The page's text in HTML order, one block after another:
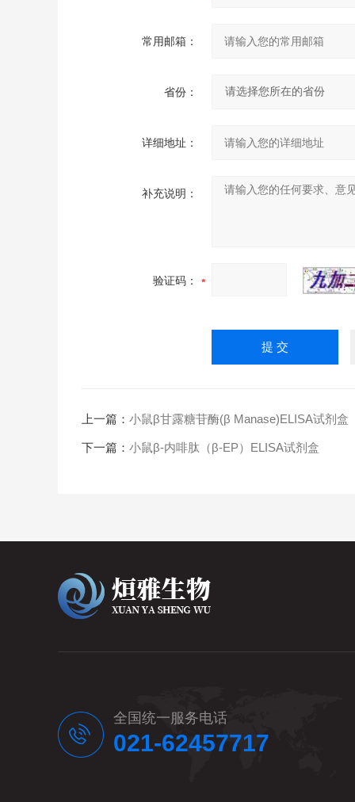
常用邮箱：
省份：
详细地址：
补充说明：
验证码：
上一篇： 小鼠β甘露糖苷酶(β Manase)ELISA试剂盒
下一篇： 小鼠β-内啡肽（β-EP）ELISA试剂盒
全国统一服务电话
021-62457717